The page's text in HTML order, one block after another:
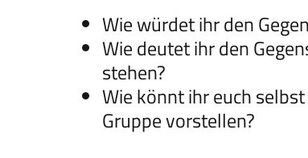
Wie würdet ihr den
Wie deutet ihr den
stehen?
Wie könnt ihr euch
Gruppe vorstellen?